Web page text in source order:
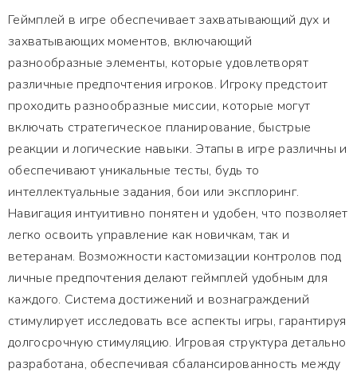
Геймплей в игре обеспечивает захватывающий дух и
захватывающих моментов, включающий
разнообразные элементы, которые удовлетворят
различные предпочтения игроков. Игроку предстоит
проходить разнообразные миссии, которые могут
включать стратегическое планирование, быстрые
реакции и логические навыки. Этапы в игре различны и
обеспечивают уникальные тесты, будь то
интеллектуальные задания, бои или эксплоринг.
Навигация интуитивно понятен и удобен, что позволяет
легко освоить управление как новичкам, так и
ветеранам. Возможности кастомизации контролов под
личные предпочтения делают геймплей удобным для
каждого. Система достижений и вознаграждений
стимулирует исследовать все аспекты игры, гарантируя
долгосрочную стимуляцию. Игровая структура детально
разработана, обеспечивая сбалансированность между